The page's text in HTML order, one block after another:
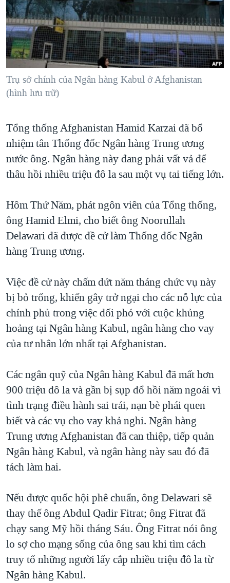
"Tìm"NGƯỜI VIỆT HẢI NGOẠI
ĐỜI SỐNG
KINH TẾ
KHOA HỌC
SỨC KHOẺ
THỂ THAO
GIÁO DỤC
TẠI
HÀNH TRÌNH BẦU CỬ 2024
MỘT NĂM CHIẾN TRANH TẠI DẢI GAZA
GIẢI MÃ VÀNH ĐAI & CON ĐƯỜNG
NGÀY TỊ NẠN THẾ GIỚI
TRỊNH VĨNH BÌNH - NGƯỜI HẠ 'BÊN THẮNG CUỘC'
CHI PHÍ CHIẾN TRANH AFGHANISTAN
CÁC GIÁ TRỊ CỘNG HÒA Ở VIỆT NAM
THƯỢNG ĐỈNH TRUMP-KIM TẠI VIỆT NAM
NGƯ DÂN VIỆT VÀ LÀN SÓNG TRỘM HẢI SÂM
BÊN KIA QUỐC LỘ: TIẾNG VỌNG TỪ NÔNG THÔN MỸ
QUAN HỆ VIỆT MỸ
VIDEO
NGHE
MẠNG XÃ HỘI
Trụ sở chính của Ngân hàng Kabul ở Afghanistan
(hình lưu trữ)
Tổng thống Afghanistan Hamid Karzai đã bổ
nhiệm tân Thống đốc Ngân hàng Trung ương
nước ông. Ngân hàng này đang phải vất vả để
thâu hồi nhiều triệu đô la sau một vụ tai tiếng lớn.
Hôm Thứ Năm, phát ngôn viên của Tổng thống,
ông Hamid Elmi, cho biết ông Noorullah
Delawari đã được đề cử làm Thống đốc Ngân
hàng Trung ương.
Việc đề cử này chấm dứt năm tháng chức vụ này
bị bỏ trống, khiến gây trở ngại cho các nỗ lực của
chính phủ trong việc đối phó với cuộc khủng
hoảng tại Ngân hàng Kabul, ngân hàng cho vay
của tư nhân lớn nhất tại Afghanistan.
Các ngân quỹ của Ngân hàng Kabul đã mất hơn
900 triệu đô la và gần bị sụp đổ hồi năm ngoái vì
tình trạng điều hành sai trái, nạn bè phái quen
biết và các vụ cho vay khả nghi. Ngân hàng
Trung ương Afghanistan đã can thiệp, tiếp quản
Ngân hàng Kabul, và ngân hàng này sau đó đã
tách làm hai.
Nếu được quốc hội phê chuẩn, ông Delawari sẽ
thay thế ông Abdul Qadir Fitrat; ông Fitrat đã
chạy sang Mỹ hồi tháng Sáu. Ông Fitrat nói ông
lo sợ cho mạng sống của ông sau khi tìm cách
truy tố những người lấy cắp nhiều triệu đô la từ
Ngân hàng Kabul.